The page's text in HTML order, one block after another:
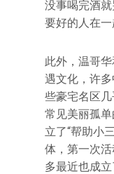
没事喝完酒
要好的人在一
此外，温哥
遇文化，许
些豪宅名区几
常见美丽孤
立了“帮助小
体，第一次
多最近也成